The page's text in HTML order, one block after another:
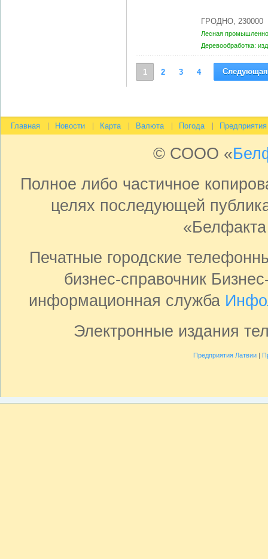
ГРОДНО, 230000
Лесная
Деревообработка:
1 2 3 4 Следующая
Главная Новости Карта Валюта Погода Предприятия
© СООО «
Полное либо частичное
целях последующей
Печатные городские
бизнес-справочник
информационная служба
Электронные издания
Предприятия Латвии|